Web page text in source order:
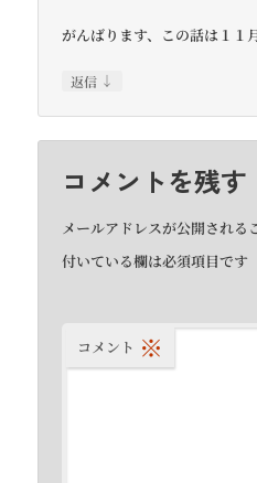
がんばります、この話は１１
返信 ↓
コメントを残す
メールアドレスが公開される
付いている欄は必須項目です
コメント ※